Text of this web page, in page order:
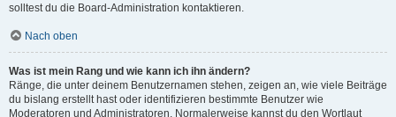
solltest du die Board-Administration kontaktieren.
Nach oben
Was ist mein Rang und wie kann ich ihn ändern?
Ränge, die unter deinem Benutzernamen stehen, zeigen an, wie viele Beiträge
du bislang erstellt hast oder identifizieren bestimmte Benutzer wie
Moderatoren und Administratoren. Normalerweise kannst du den Wortlaut